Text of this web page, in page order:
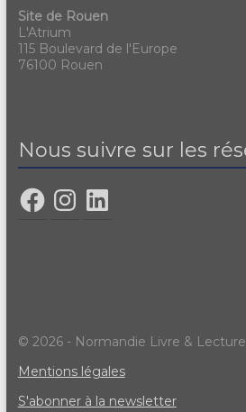
Site de Rouen
L'Atrium
115 Boulevard de l'Europe
76100 Rouen
Nous suivre sur les
© 2026 - Normandie Livre & Lecture
Mentions légales
S'abonner à la newsletter